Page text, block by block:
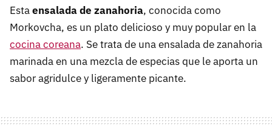
Estaensalada de zanahoria, conocida como
Morkovcha, es un plato delicioso y muy popular en la
cocina coreana. Se trata de una ensalada de zanahoria
marinada en una mezcla de especias que le aporta un
sabor agridulce y ligeramente picante.